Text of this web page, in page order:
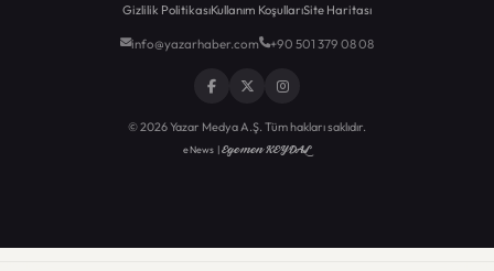
Gizlilik PolitikasıKullanım KoşullarıSite Haritası
info@yazarhaber.com +90 501 379 08 08
© 2026 Yazar Medya A.Ş. Tüm hakları saklıdır.
eNews |Egemen KEYDAL